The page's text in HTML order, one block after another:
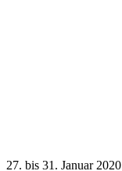
27. bis 31. Januar 2020